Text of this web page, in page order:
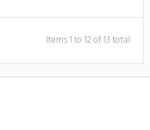
Items 1 to 12 of 13 total